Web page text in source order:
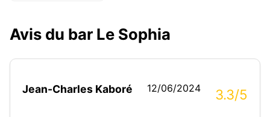
Avis du bar Le Sophia
Jean-Charles Kaboré 12/06/2024 3.3/5